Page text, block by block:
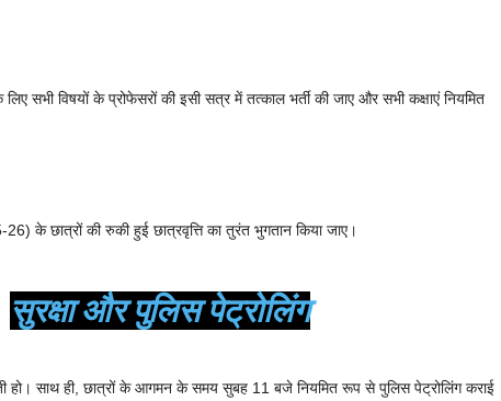
सभी विषयों के प्रोफेसरों की इसी सत्र में तत्काल भर्ती की जाए और सभी कक्षाएं नियमित
के छात्रों की रुकी हुई छात्रवृत्ति का तुरंत भुगतान किया जाए।
सुरक्षा और पुलिस पेट्रोलिंग
हो। साथ ही, छात्रों के आगमन के समय सुबह 11 बजे नियमित रूप से पुलिस पेट्रोलिंग कराई